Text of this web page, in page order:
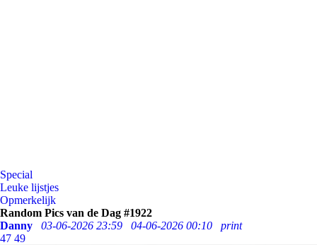
Special
Leuke lijstjes
Opmerkelijk
Random Pics van de Dag #1922
Danny
03-06-2026 23:59 04-06-2026 00:10
print
47 49